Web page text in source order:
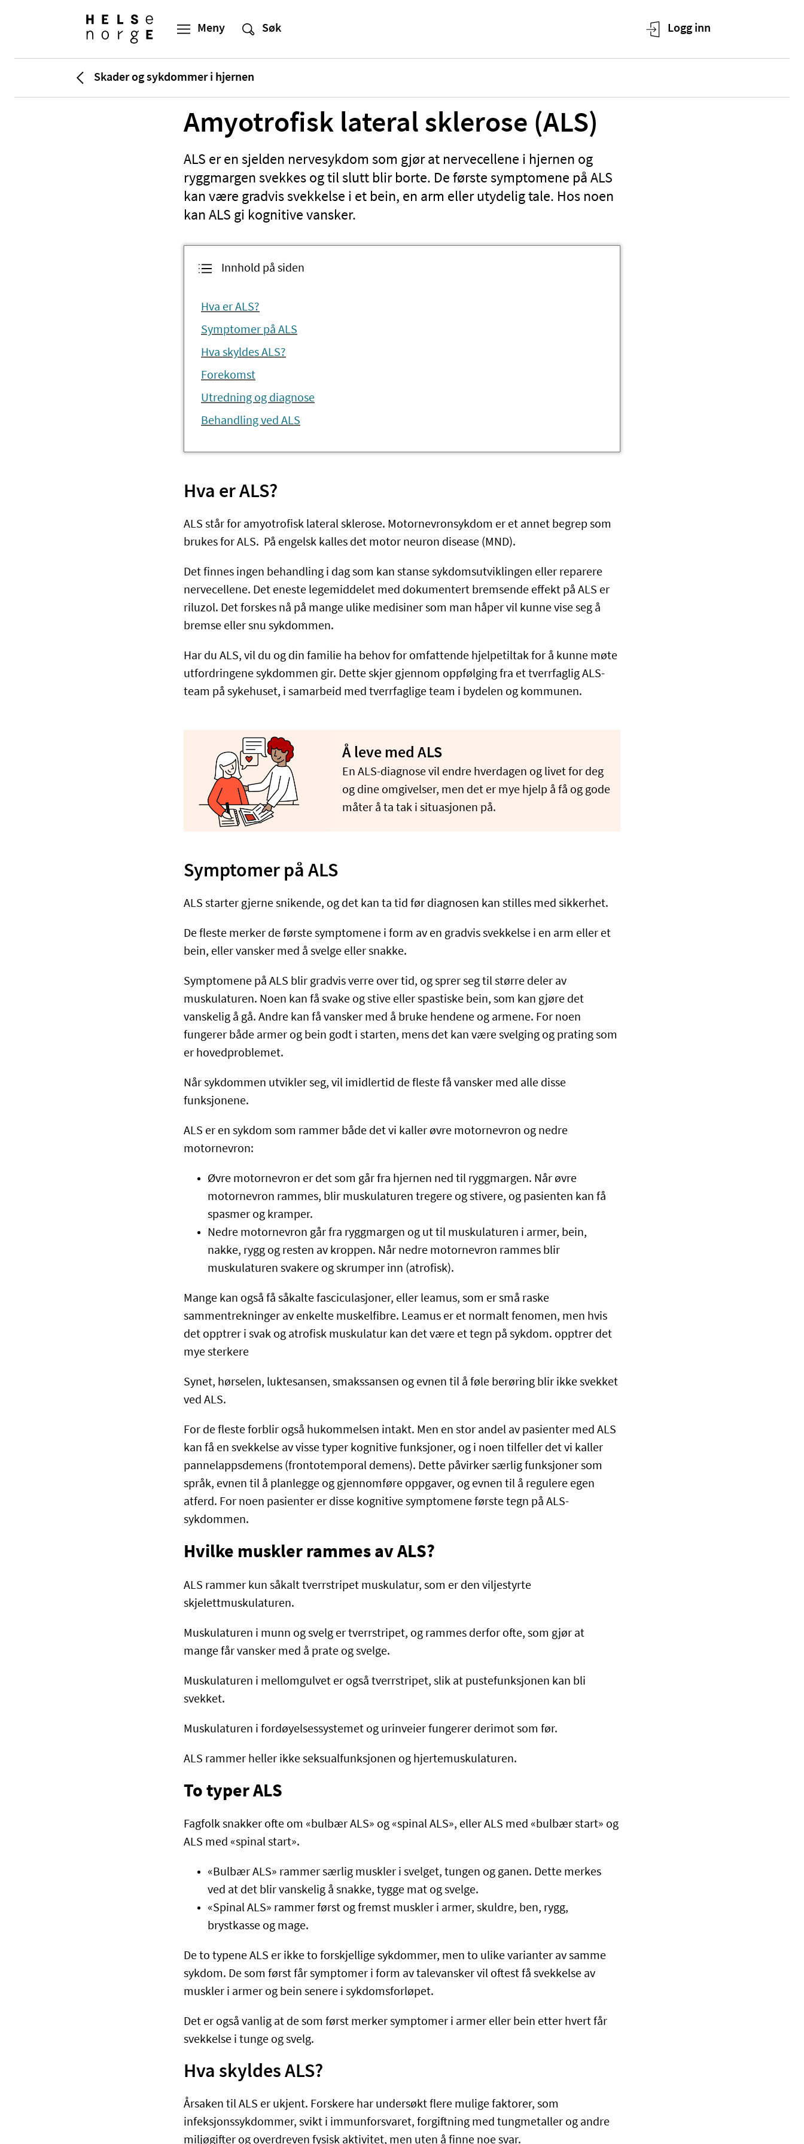
Skader og sykdommer i hjernen
Amyotrofisk lateral sklerose (ALS)
ALS er en sjelden nervesykdom som gjør at nervecellene i hjernen og
ryggmargen svekkes og til slutt blir borte. De første symptomene på ALS
kan være gradvis svekkelse i et bein, en arm eller utydelig tale. Hos noen
kan ALS gi kognitive vansker.
Innhold på siden
Hva er ALS?
Symptomer på ALS
Hva skyldes ALS?
Forekomst
Utredning og diagnose
Behandling ved ALS
Hva er ALS?
ALS står for amyotrofisk lateral sklerose. Motornevronsykdom er et annet begrep som
brukes for ALS. På engelsk kalles det motor neuron disease (MND).
Det finnes ingen behandling i dag som kan stanse sykdomsutviklingen eller reparere
nervecellene. Det eneste legemiddelet med dokumentert bremsende effekt på ALS er
riluzol. Det forskes nå på mange ulike medisiner som man håper vil kunne vise seg å
bremse eller snu sykdommen.
Har du ALS, vil du og din familie ha behov for omfattende hjelpetiltak for å kunne møte
utfordringene sykdommen gir. Dette skjer gjennom oppfølging fra et tverrfaglig ALS-
team på sykehuset, i samarbeid med tverrfaglige team i bydelen og kommunen.
Å leve med ALS
En ALS-diagnose vil endre hverdagen og livet for deg
og dine omgivelser, men det er mye hjelp å få og gode
måter å ta tak i situasjonen på.
Symptomer på ALS
ALS starter gjerne snikende, og det kan ta tid før diagnosen kan stilles med sikkerhet.
De fleste merker de første symptomene i form av en gradvis svekkelse i en arm eller et
bein, eller vansker med å svelge eller snakke.
Symptomene på ALS blir gradvis verre over tid, og sprer seg til større deler av
muskulaturen. Noen kan få svake og stive eller spastiske bein, som kan gjøre det
vanskelig å gå. Andre kan få vansker med å bruke hendene og armene. For noen
fungerer både armer og bein godt i starten, mens det kan være svelging og prating som
er hovedproblemet.
Når sykdommen utvikler seg, vil imidlertid de fleste få vansker med alle disse
funksjonene.
ALS er en sykdom som rammer både det vi kaller øvre motornevron og nedre
motornevron:
Øvre motornevron er det som går fra hjernen ned til ryggmargen. Når øvre
motornevron rammes, blir muskulaturen tregere og stivere, og pasienten kan få
spasmer og kramper.
Nedre motornevron går fra ryggmargen og ut til muskulaturen i armer, bein,
nakke, rygg og resten av kroppen. Når nedre motornevron rammes blir
muskulaturen svakere og skrumper inn (atrofisk).
Mange kan også få såkalte fasciculasjoner, eller leamus, som er små raske
sammentrekninger av enkelte muskelfibre. Leamus er et normalt fenomen, men hvis
det opptrer i svak og atrofisk muskulatur kan det være et tegn på sykdom. opptrer det
mye sterkere
Synet, hørselen, luktesansen, smakssansen og evnen til å føle berøring blir ikke svekket
ved ALS.
For de fleste forblir også hukommelsen intakt. Men en stor andel av pasienter med ALS
kan få en svekkelse av visse typer kognitive funksjoner, og i noen tilfeller det vi kaller
pannelappsdemens (frontotemporal demens). Dette påvirker særlig funksjoner som
språk, evnen til å planlegge og gjennomføre oppgaver, og evnen til å regulere egen
atferd. For noen pasienter er disse kognitive symptomene første tegn på ALS-
sykdommen.
Hvilke muskler rammes av ALS?
ALS rammer kun såkalt tverrstripet muskulatur, som er den viljestyrte
skjelettmuskulaturen.
Muskulaturen i munn og svelg er tverrstripet, og rammes derfor ofte, som gjør at
mange får vansker med å prate og svelge.
Muskulaturen i mellomgulvet er også tverrstripet, slik at pustefunksjonen kan bli
svekket.
Muskulaturen i fordøyelsessystemet og urinveier fungerer derimot som før.
ALS rammer heller ikke seksualfunksjonen og hjertemuskulaturen.
To typer ALS
Fagfolk snakker ofte om «bulbær ALS» og «spinal ALS», eller ALS med «bulbær start» og
ALS med «spinal start».
«Bulbær ALS» rammer særlig muskler i svelget, tungen og ganen. Dette merkes
ved at det blir vanskelig å snakke, tygge mat og svelge.
«Spinal ALS» rammer først og fremst muskler i armer, skuldre, ben, rygg,
brystkasse og mage.
De to typene ALS er ikke to forskjellige sykdommer, men to ulike varianter av samme
sykdom. De som først får symptomer i form av talevansker vil oftest få svekkelse av
muskler i armer og bein senere i sykdomsforløpet.
Det er også vanlig at de som først merker symptomer i armer eller bein etter hvert får
svekkelse i tunge og svelg.
Hva skyldes ALS?
Årsaken til ALS er ukjent. Forskere har undersøkt flere mulige faktorer, som
infeksjonssykdommer, svikt i immunforsvaret, forgiftning med tungmetaller og andre
miljøgifter og overdreven fysisk aktivitet, men uten å finne noe svar.